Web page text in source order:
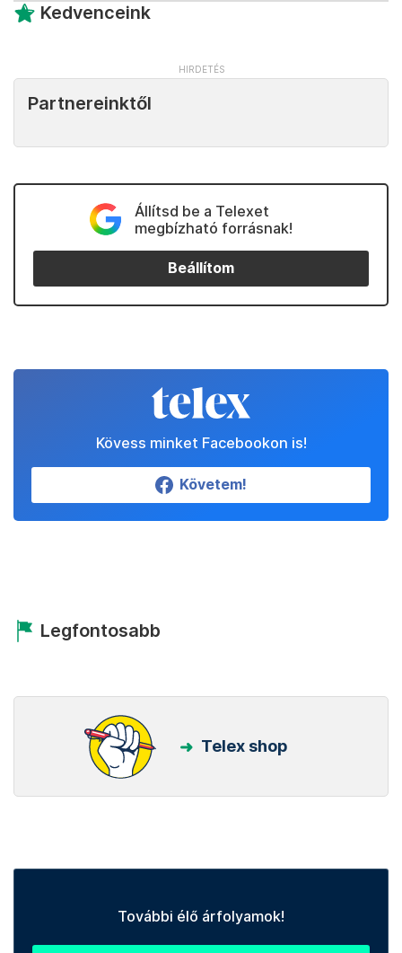
Kedvenceink
Partnereinktől
Állítsd be a Telexet
megbízható forrásnak!
Beállítom
Kövess minket Facebookon is!
Követem!
Legfontosabb
Telex shop
További élő árfolyamok!